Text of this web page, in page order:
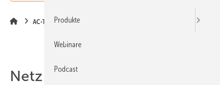
AC-Technik
Netz in Oberösterreich
Produkte
Webinare
Podcast